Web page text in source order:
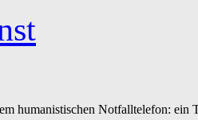
humanistischen Notfalltelefon: ein